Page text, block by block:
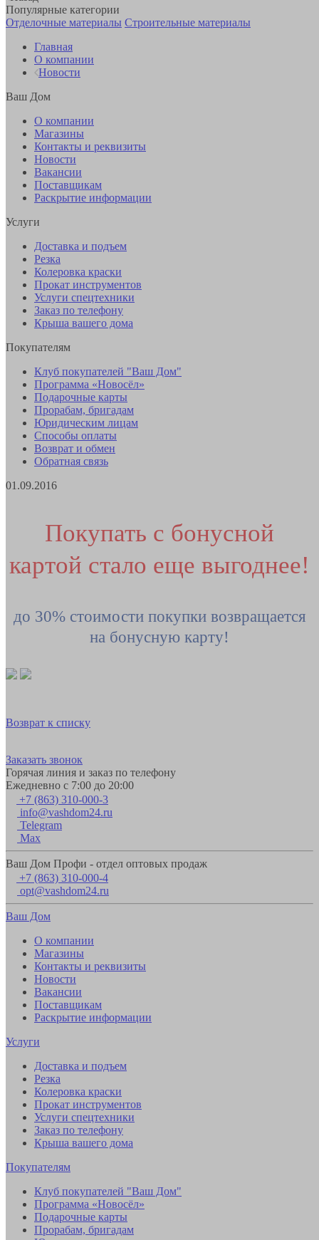
Популярные категории
Отделочные материалы Строительные материалы
Главная
О компании
Новости
Ваш Дом
О компании
Магазины
Контакты и реквизиты
Новости
Вакансии
Поставщикам
Раскрытие информации
Услуги
Доставка и подъем
Резка
Колеровка краски
Прокат инструментов
Услуги спецтехники
Заказ по телефону
Крыша вашего дома
Покупателям
Клуб покупателей "Ваш Дом"
Программа «Новосёл»
Подарочные карты
Прорабам, бригадам
Юридическим лицам
Способы оплаты
Возврат и обмен
Обратная связь
01.09.2016
Покупать с бонусной
картой стало еще выгоднее!
до 30% стоимости покупки возвращается
на бонусную карту!
Возврат к списку
Заказать звонок
Горячая линия и заказ по телефону
Ежедневно с 7:00 до 20:00
+7 (863) 310-000-3
info@vashdom24.ru
Telegram
Max
Ваш Дом Профи - отдел оптовых продаж
+7 (863) 310-000-4
opt@vashdom24.ru
Ваш Дом
О компании
Магазины
Контакты и реквизиты
Новости
Вакансии
Поставщикам
Раскрытие информации
Услуги
Доставка и подъем
Резка
Колеровка краски
Прокат инструментов
Услуги спецтехники
Заказ по телефону
Крыша вашего дома
Покупателям
Клуб покупателей "Ваш Дом"
Программа «Новосёл»
Подарочные карты
Прорабам, бригадам